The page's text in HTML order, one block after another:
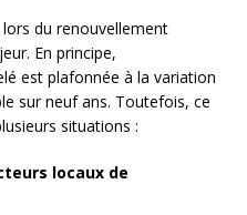
lors du renouvellement
En principe,
est plafonnée à la variation
sur neuf ans. Toutefois, ce
situations :
locaux de